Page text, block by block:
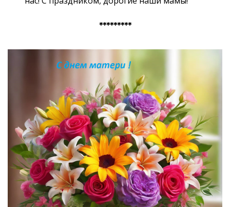
*********